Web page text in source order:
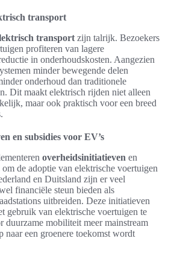
transport
transport zijn talrijk. Bezoekers
profiteren van lagere
in onderhoudskosten. Aangezien
minder bewegende delen
onderhoud dan traditionele
Dit maakt elektrisch rijden niet alleen
maar ook praktisch voor een breed
en subsidies voor EV’s
overheidsinitiatieven en
de adoptie van elektrische voertuigen
en Duitsland zijn er veel
financiële steun bieden als
uitbreiden. Deze initiatieven
gebruik van elektrische voertuigen te
duurzame mobiliteit meer mainstream
naar een groenere toekomst wordt